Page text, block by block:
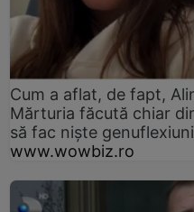
Cum a aflat, de fapt,
Mărturia făcută chiar
să fac niște
www.wowbiz.ro